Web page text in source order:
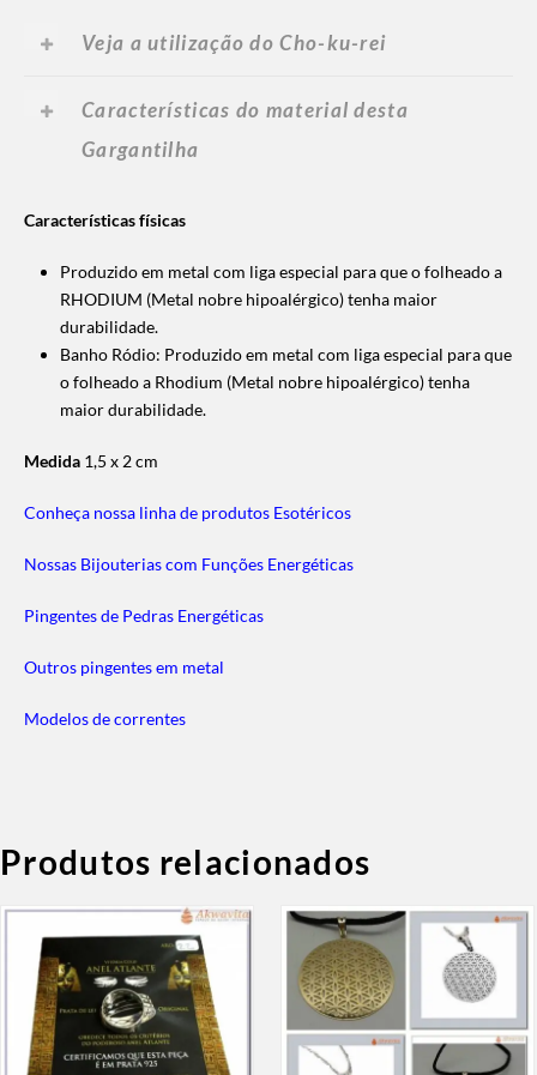
Veja a utilização do Cho-ku-rei
Características do material desta
Gargantilha
Características físicas
Produzido em metal com liga especial para que o folheado a
RHODIUM (Metal nobre hipoalérgico) tenha maior
durabilidade.
Banho Ródio: Produzido em metal com liga especial para que
o folheado a Rhodium (Metal nobre hipoalérgico) tenha
maior durabilidade.
Medida 1,5 x 2 cm
Conheça nossa linha de produtos Esotéricos
Nossas Bijouterias com Funções Energéticas
Pingentes de Pedras Energéticas
Outros pingentes em metal
Modelos de correntes
Produtos relacionados